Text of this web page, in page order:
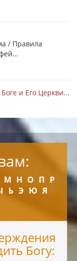
/ Правила
и Его Церкви...
М Н О П Р
Ь Э Ю Я
Богу: